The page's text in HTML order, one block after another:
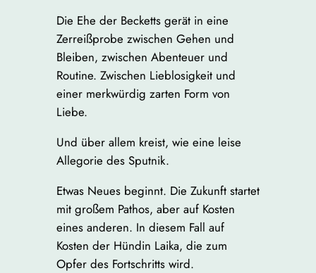
Die Ehe der Becketts gerät in eine
Zerreißprobe zwischen Gehen und
Bleiben, zwischen Abenteuer und
Routine. Zwischen Lieblosigkeit und
einer merkwürdig zarten Form von
Liebe.
Und über allem kreist, wie eine leise
Allegorie des Sputnik.
Etwas Neues beginnt. Die Zukunft startet
mit großem Pathos, aber auf Kosten
eines anderen. In diesem Fall auf
Kosten der Hündin Laika, die zum
Opfer des Fortschritts wird.